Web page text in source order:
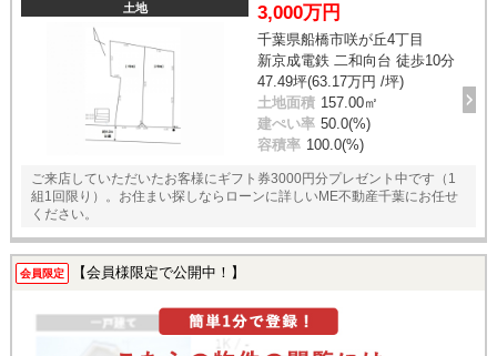
土地 3,000万円
千葉県船橋市咲が丘4丁目
新京成電鉄 二和向台 徒歩10分
47.49坪(63.17万円 /坪)
土地面積 157.00㎡
建ぺい率 50.0(%)
容積率 100.0(%)
ご来店していただいたお客様にギフト券3000円分プレゼント中です（1
組1回限り）。お住まい探しならローンに詳しいME不動産千葉にお任せ
ください。
会員限定 【会員様限定で公開中！】